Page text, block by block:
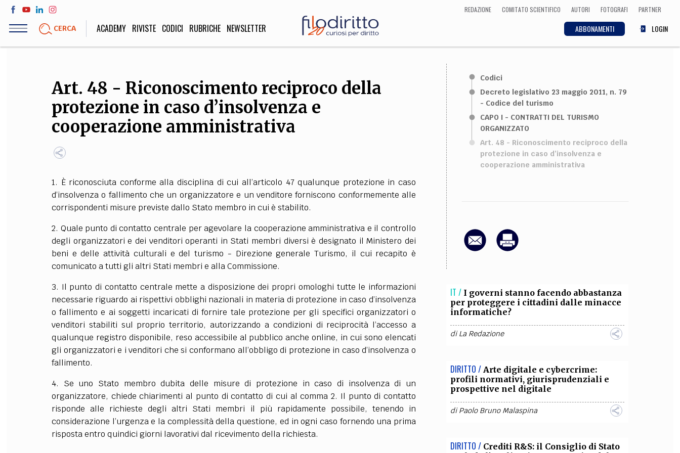
Salta
contenuto
REDAZIONE COMITATO SCIENTIFICO AUTORI FOTOGRAFI PARTNER
CERCA ABBONAMENTI LOGIN
ACADEMY RIVISTE CODICI RUBRICHE NEWSLETTER
LIFE STYLE
Sport, Cucina, Viaggi,
Moda
SOCIETÀ
Politica, Attualità,
Educazione, Lavoro, Esteri
DIRITTO ECONOMIA
Matematica, Fisica,
umanistiche, Religione
Architettura, Ingegneria
CULTURA
Arte, Cinema, Musica,
TEAM
FILODIRITTO REDAZIONE COMITATO SCIENTIFICO AUTORI CURATORI FOTOGRAFI COLLABORA CON NOI
CODICI RUBRICHE LIBRI PROCEEDINGS PUBBLICITÀ CONTATTI
SOCIAL MEDIA
Art. 48 - Riconoscimento reciproco della
protezione in caso d’insolvenza e
cooperazione amministrativa
1. È riconosciuta conforme alla disciplina di cui all’articolo 47 qualunque protezione in caso
d’insolvenza o fallimento che un organizzatore e un venditore forniscono conformemente alle
corrispondenti misure previste dallo Stato membro in cui è stabilito.
2. Quale punto di contatto centrale per agevolare la cooperazione amministrativa e il controllo
degli organizzatori e dei venditori operanti in Stati membri diversi è designato il Ministero dei
beni e delle attività culturali e del turismo - Direzione generale Turismo, il cui recapito è
comunicato a tutti gli altri Stati membri e alla Commissione.
3. Il punto di contatto centrale mette a disposizione dei propri omologhi tutte le informazioni
necessarie riguardo ai rispettivi obblighi nazionali in materia di protezione in caso d’insolvenza
o fallimento e ai soggetti incaricati di fornire tale protezione per gli specifici organizzatori o
venditori stabiliti sul proprio territorio, autorizzando a condizioni di reciprocità l’accesso a
qualunque registro disponibile, reso accessibile al pubblico anche online, in cui sono elencati
gli organizzatori e i venditori che si conformano all’obbligo di protezione in caso d’insolvenza o
fallimento.
4. Se uno Stato membro dubita delle misure di protezione in caso di insolvenza di un
organizzatore, chiede chiarimenti al punto di contatto di cui al comma 2. Il punto di contatto
risponde alle richieste degli altri Stati membri il più rapidamente possibile, tenendo in
considerazione l’urgenza e la complessità della questione, ed in ogni caso fornendo una prima
risposta entro quindici giorni lavorativi dal ricevimento della richiesta.
Codici
Decreto legislativo 23 maggio 2011, n. 79
- Codice del turismo
CAPO I - CONTRATTI DEL TURISMO
ORGANIZZATO
Art. 48 - Riconoscimento reciproco della
protezione in caso d’insolvenza e
cooperazione amministrativa
IT / I governi stanno facendo abbastanza
per proteggere i cittadini dalle minacce
informatiche?
diLa Redazione
DIRITTO / Arte digitale e cybercrime:
profili normativi, giurisprudenziali e
prospettive nel digitale
diPaolo Bruno Malaspina
DIRITTO / Crediti R&S: il Consiglio di Stato